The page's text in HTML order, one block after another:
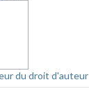
du droit d'auteur